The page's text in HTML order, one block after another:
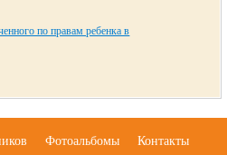
по правам ребенка в
Фотоальбомы Контакты